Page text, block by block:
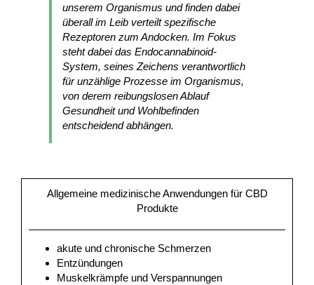
unserem Organismus und finden dabei
überall im Leib verteilt spezifische
Rezeptoren zum Andocken. Im Fokus
steht dabei das Endocannabinoid-
System, seines Zeichens verantwortlich
für unzählige Prozesse im Organismus,
von derem reibungslosen Ablauf
Gesundheit und Wohlbefinden
entscheidend abhängen.
Allgemeine medizinische Anwendungen für CBD
Produkte
akute und chronische Schmerzen
Entzündungen
Muskelkrämpfe und Verspannungen